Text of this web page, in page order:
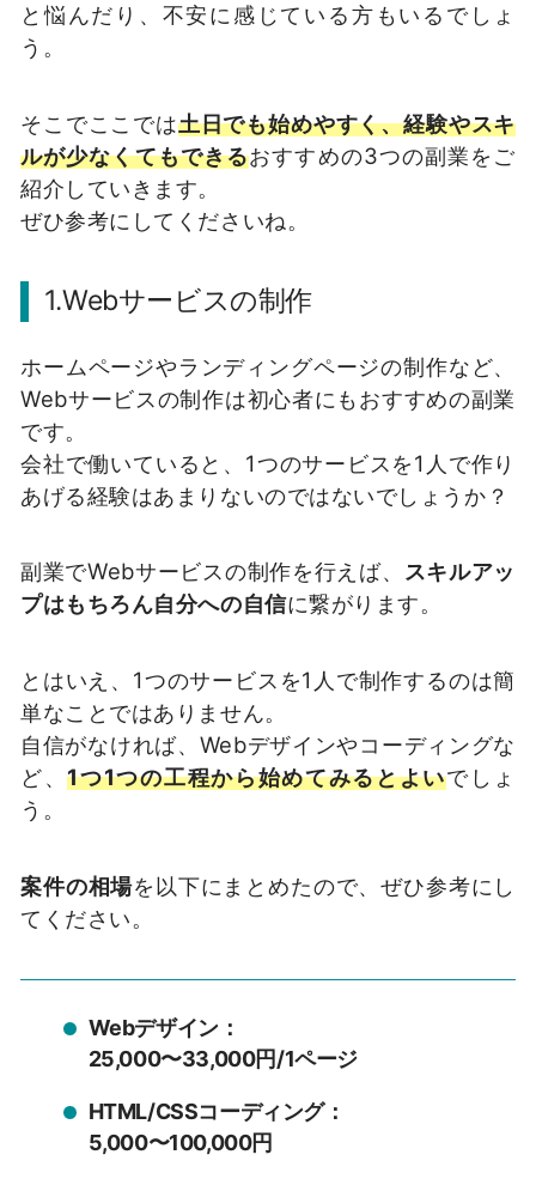
と悩んだり、不安に感じている方もいるでしょ
う。
そこでここでは土日でも始めやすく、経験やスキ
ルが少なくてもできるおすすめの3つの副業をご
紹介していきます。
ぜひ参考にしてくださいね。
1.Webサービスの制作
ホームページやランディングページの制作など、
Webサービスの制作は初心者にもおすすめの副業
です。
会社で働いていると、1つのサービスを1人で作り
あげる経験はあまりないのではないでしょうか？
副業でWebサービスの制作を行えば、 スキルアッ
プはもちろん自分への自信に繋がります。
とはいえ、1つのサービスを1人で制作するのは簡
単なことではありません。
自信がなければ、Webデザインやコーディングな
ど、1つ1つの工程から始めてみるとよいでしょ
う。
案件の相場を以下にまとめたので、ぜひ参考にし
てください。
Webデザイン：
25,000〜33,000円/1ページ
HTML/CSSコーディング：
5,000〜100,000円